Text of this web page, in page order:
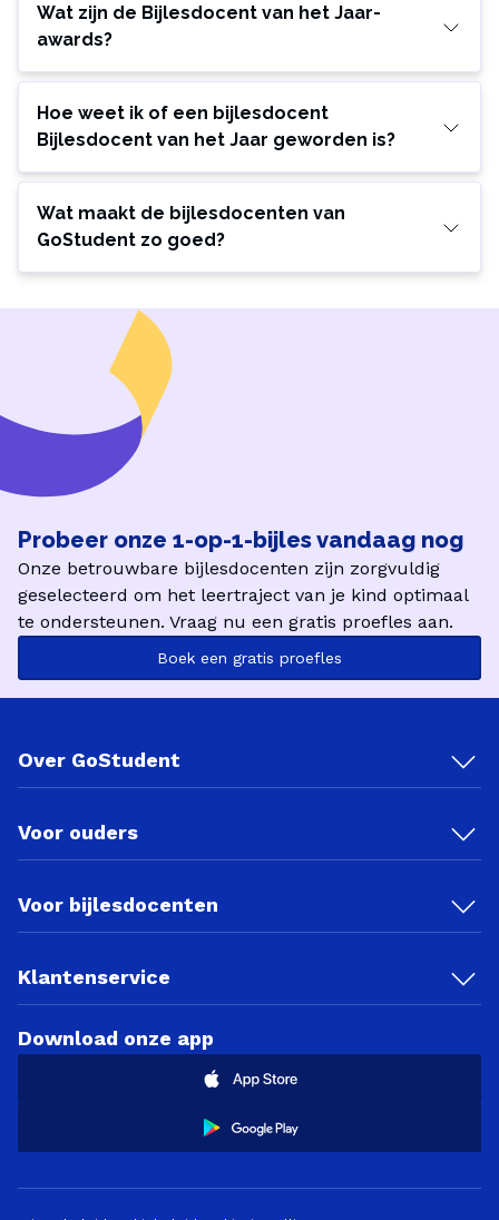
Wat zijn de Bijlesdocent van het Jaar-
awards?
Hoe weet ik of een bijlesdocent
Bijlesdocent van het Jaar geworden is?
Wat maakt de bijlesdocenten van
GoStudent zo goed?
Probeer onze 1-op-1-bijles vandaag nog
Onze betrouwbare bijlesdocenten zijn zorgvuldig
geselecteerd om het leertraject van je kind optimaal
te ondersteunen. Vraag nu een gratis proefles aan.
Boek een gratis proefles
Over GoStudent
Voor ouders
Voor bijlesdocenten
Klantenservice
Download onze app